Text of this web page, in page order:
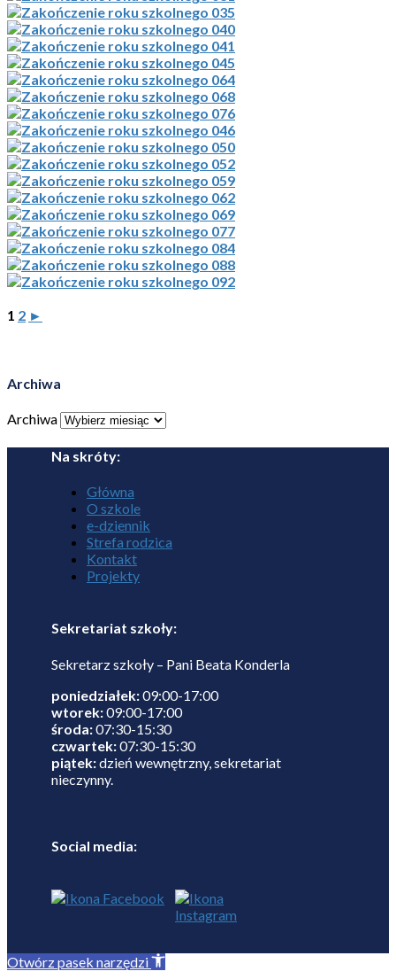
1 2 ►
Archiwa
Archiwa
Na skróty:
Główna
O szkole
e-dziennik
Strefa rodzica
Kontakt
Projekty
Sekretariat szkoły:
Sekretarz szkoły – Pani Beata Konderla
poniedziałek:09:00-17:00
wtorek:09:00-17:00
środa:07:30-15:30
czwartek:07:30-15:30
piątek:dzień wewnętrzny, sekretariat
nieczynny.
Social media:
Otwórz pasek narzędzi